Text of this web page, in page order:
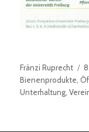
Autor
Fränzi Ruprecht
Bienenprodukte
Unterhaltung ,